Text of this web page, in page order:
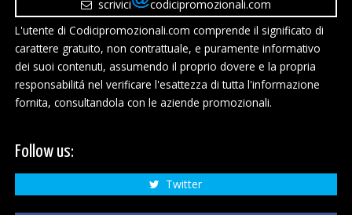
scrivici
codicipromozionali.com
L'utente di Codicipromozionali.com comprende il significato di
carattere gratuito, non contrattuale, e puramente informativo
dei suoi contenuti, assumendo il proprio dovere e la propria
responsabilitá nel verificare l'esattezza di tutta l'informazione
fornita, consultandola con le aziende promozionali.
Follow us:
Twitter